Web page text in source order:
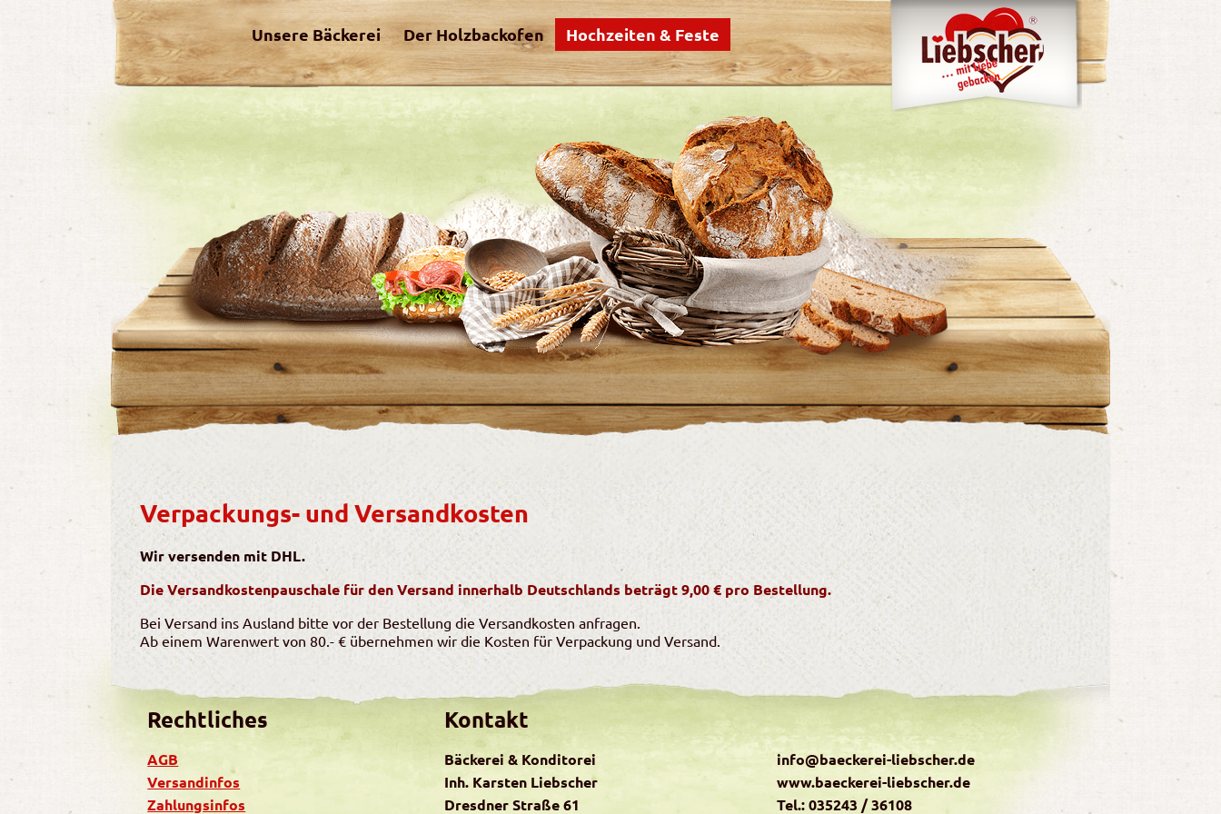
Unsere Bäckerei Der Holzbackofen Hochzeiten & Feste
Verpackungs- und Versandkosten
Wir versenden mit DHL.
Die Versandkostenpauschale für den Versand innerhalb Deutschlands beträgt 9,00 € pro Bestellung.
Bei Versand ins Ausland bitte vor der Bestellung die Versandkosten anfragen.
Ab einem Warenwert von 80.- € übernehmen wir die Kosten für Verpackung und Versand.
Rechtliches
AGB
Versandinfos
Zahlungsinfos
Kontakt
Bäckerei & Konditorei
Inh. Karsten Liebscher
Dresdner Straße 61
info@baeckerei-liebscher.de
www.baeckerei-liebscher.de
Tel.: 035243 / 36108